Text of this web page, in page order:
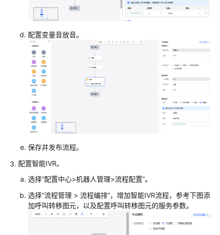
配
置
知
识
库
配
公
共
资
业
务
障
放
通
配置变量音放音。
保存并发布流程。
配置智能IVR。
选择“配置中心>机器人管理>流程配置”。
选择“流程管理 > 流程编排”，增加智能IVR流程，参考下图添
加呼叫转移图元，以及配置呼叫转移图元的服务参数。